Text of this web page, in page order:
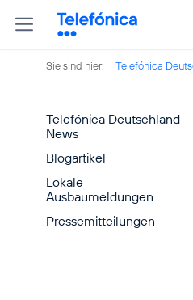
Sie sind hier: Telefónica
Telefónica Deutschland
News
Blogartikel
Lokale
Ausbaumeldungen
Pressemitteilungen